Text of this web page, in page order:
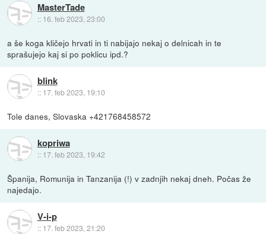
MasterTade
:: 16. feb 2023, 23:00
a še koga kličejo hrvati in ti nabijajo nekaj o delnicah in te
sprašujejo kaj si po poklicu ipd.?
blink
:: 17. feb 2023, 19:10
Tole danes, Slovaska +421768458572
kopriwa
:: 17. feb 2023, 19:42
Španija, Romunija in Tanzanija (!) v zadnjih nekaj dneh. Počas že
najedajo.
V-i-p
:: 17. feb 2023, 21:20